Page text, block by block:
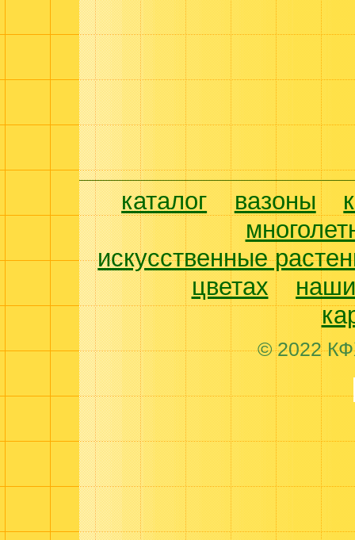
каталог вазоны
искусственные
цветах
© 2022